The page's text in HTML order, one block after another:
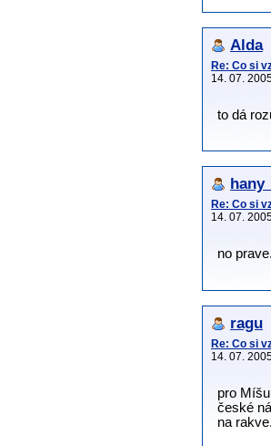
Alda
Re: Co si
14. 07.
to dá
Re: Co si
14. 07.
no
ragu
Re: Co si
14. 07.
pro
české
na